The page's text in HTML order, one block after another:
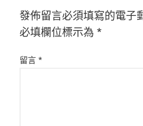
發佈留言必須填寫的電子
必填欄位標示為 *
留言 *